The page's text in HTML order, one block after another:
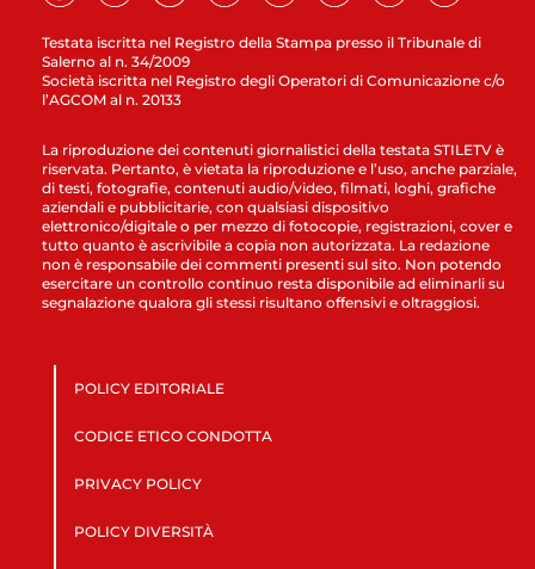
Testata iscritta nel Registro della Stampa presso il Tribunale di
Salerno al n. 34/2009
Società iscritta nel Registro degli Operatori di Comunicazione c/o
l’AGCOM al n. 20133
La riproduzione dei contenuti giornalistici della testata STILETV è
riservata. Pertanto, è vietata la riproduzione e l’uso, anche parziale,
di testi, fotografie, contenuti audio/video, filmati, loghi, grafiche
aziendali e pubblicitarie, con qualsiasi dispositivo
elettronico/digitale o per mezzo di fotocopie, registrazioni, cover e
tutto quanto è ascrivibile a copia non autorizzata. La redazione
non è responsabile dei commenti presenti sul sito. Non potendo
esercitare un controllo continuo resta disponibile ad eliminarli su
segnalazione qualora gli stessi risultano offensivi e oltraggiosi.
POLICY EDITORIALE
CODICE ETICO CONDOTTA
PRIVACY POLICY
POLICY DIVERSITÀ